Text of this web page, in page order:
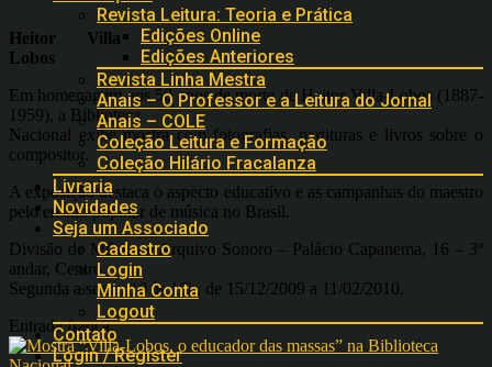
Revista Leitura: Teoria e Prática
Edições Online
Edições Anteriores
Revista Linha Mestra
Anais – O Professor e a Leitura do Jornal
Anais – COLE
Coleção Leitura e Formação
Coleção Hilário Fracalanza
Livraria
Novidades
Seja um Associado
Cadastro
Login
Minha Conta
Logout
Contato
Login / Register
Heitor Villa
Lobos
Em homenagem aos 50 anos de morte de Heitor Villa-Lobos (1887-
1959), a Biblioteca
Nacional exibe mostra com fotografias, partituras e livros sobre o
compositor.
A exposição destaca o aspecto educativo e as campanhas do maestro
pelo ensino popular de música no Brasil.
Divisão de Música e Arquivo Sonoro – Palácio Capanema, 16 – 3º
andar, Centro.
Segunda a sexta, 10 às 16h, de 15/12/2009 a 11/02/2010.
Entrada franca.